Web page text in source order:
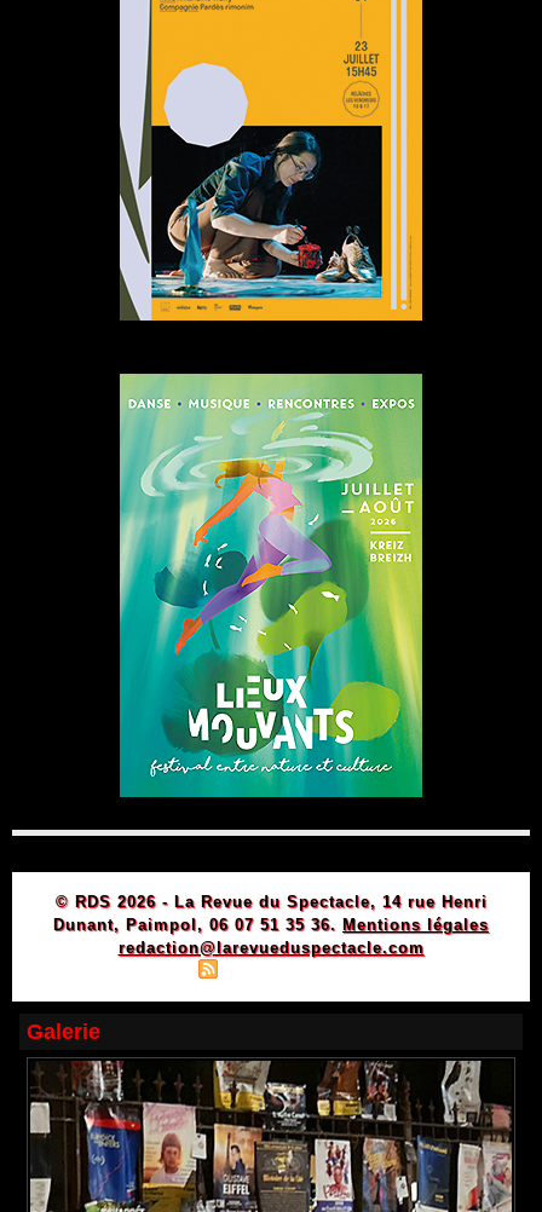
© RDS 2026 - La Revue du Spectacle, 14 rue Henri
Dunant, Paimpol, 06 07 51 35 36. Mentions légales
redaction@larevueduspectacle.com
Galerie